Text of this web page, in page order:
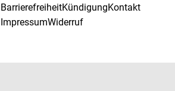
KündigungKontakt
ImpressumWiderruf